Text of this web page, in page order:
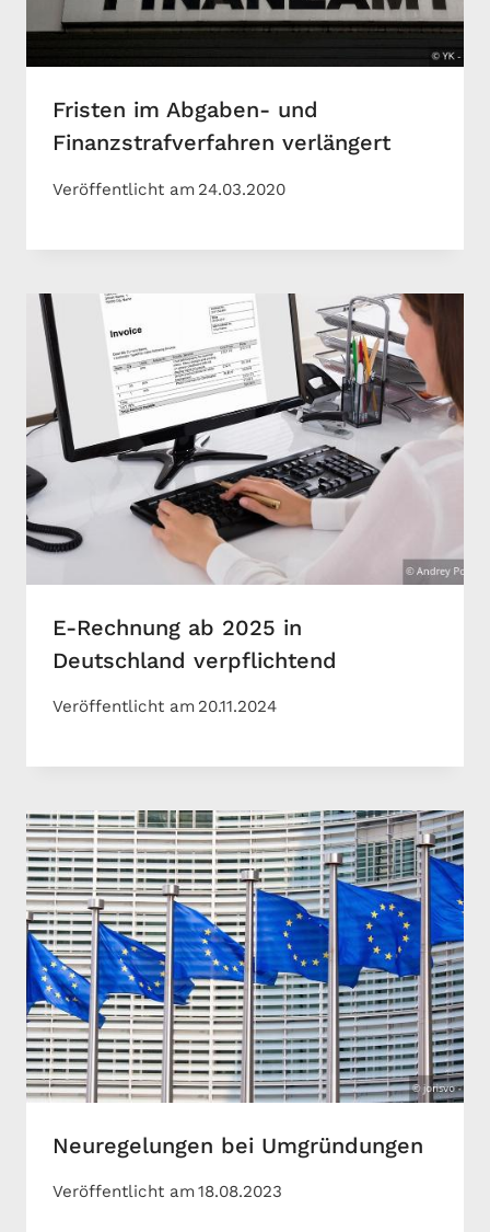
Fristen im Abgaben- und
Finanzstrafverfahren verlängert
Veröffentlicht am 24.03.2020
E-Rechnung ab 2025 in
Deutschland verpflichtend
Veröffentlicht am 20.11.2024
Neuregelungen bei Umgründungen
Veröffentlicht am18.08.2023